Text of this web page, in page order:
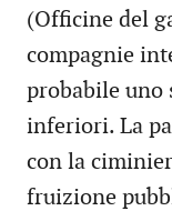
(Officine del
compagnie
probabile uno
inferiori. La
con la
fruizione